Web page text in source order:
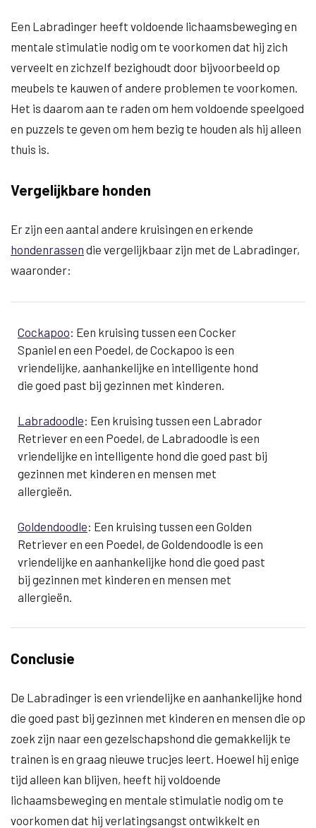
Een Labradinger heeft voldoende lichaamsbeweging en
mentale stimulatie nodig om te voorkomen dat hij zich
verveelt en zichzelf bezighoudt door bijvoorbeeld op
meubels te kauwen of andere problemen te voorkomen.
Het is daarom aan te raden om hem voldoende speelgoed
en puzzels te geven om hem bezig te houden als hij alleen
thuis is.
Vergelijkbare honden
Er zijn een aantal andere kruisingen en erkende
hondenrassen die vergelijkbaar zijn met de Labradinger,
waaronder:
Cockapoo: Een kruising tussen een Cocker
Spaniel en een Poedel, de Cockapoo is een
vriendelijke, aanhankelijke en intelligente hond
die goed past bij gezinnen met kinderen.
Labradoodle: Een kruising tussen een Labrador
Retriever en een Poedel, de Labradoodle is een
vriendelijke en intelligente hond die goed past bij
gezinnen met kinderen en mensen met
allergieën.
Goldendoodle: Een kruising tussen een Golden
Retriever en een Poedel, de Goldendoodle is een
vriendelijke en aanhankelijke hond die goed past
bij gezinnen met kinderen en mensen met
allergieën.
Conclusie
De Labradinger is een vriendelijke en aanhankelijke hond
die goed past bij gezinnen met kinderen en mensen die op
zoek zijn naar een gezelschapshond die gemakkelijk te
trainen is en graag nieuwe trucjes leert. Hoewel hij enige
tijd alleen kan blijven, heeft hij voldoende
lichaamsbeweging en mentale stimulatie nodig om te
voorkomen dat hij verlatingsangst ontwikkelt en